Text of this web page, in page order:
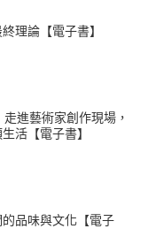
理論【電子書】
進藝術家創作現場，
活【電子書】
品味與文化【電子